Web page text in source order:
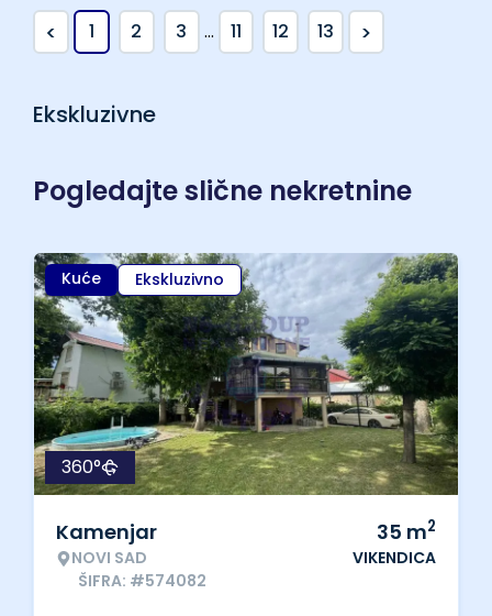
< 1 2 3 ... 11 12 13 >
Ekskluzivne
Pogledajte slične nekretnine
Kuće Ekskluzivno
360°
Kamenjar
NOVI SAD
ŠIFRA: #574082
35 m2
VIKENDICA